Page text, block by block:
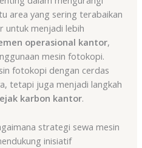
area yang sering terabaikan
untuk menjadi lebih
operasional kantor,
mesin fotokopi.
fotokopi dengan cerdas
tetapi juga menjadi langkah
karbon kantor.
strategi sewa mesin
inisiatif